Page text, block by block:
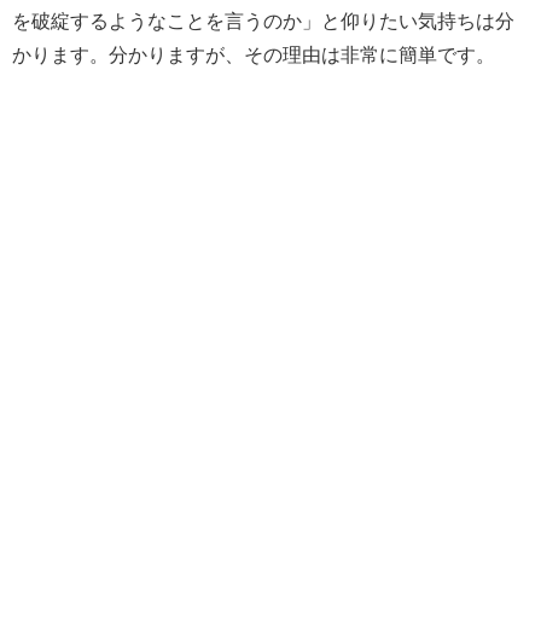
を破綻するようなことを言うのか」と仰りたい気持ちは分
かります。分かりますが、その理由は非常に簡単です。